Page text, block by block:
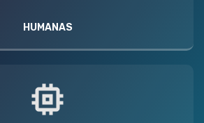
HUMANAS